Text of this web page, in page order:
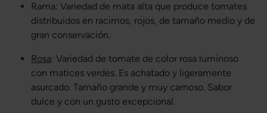
Rama: Variedad de mata alta que produce tomates
distribuidos en racimos, rojos, de tamaño medio y de
gran conservación.
Rosa: Variedad de tomate de color rosa luminoso
con matices verdes. Es achatado y ligeramente
asurcado. Tamaño grande y muy carnoso. Sabor
dulce y con un gusto excepcional.